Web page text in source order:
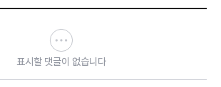
표시할 댓글이 없습니다